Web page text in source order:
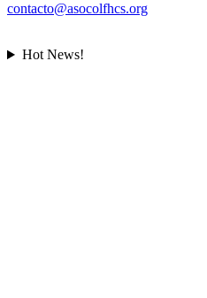
contacto@asocolfhcs.org
Hot News!